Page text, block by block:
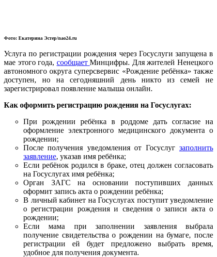
Фото: Екатерина Эстер/nao24.ru
Услуга по регистрации рождения через Госуслуги запущена в
мае этого года, сообщаетМинцифры. Для жителей Ненецкого
автономного округасуперсвервис «Рождение ребёнка» также
доступен, но на сегодняшний день никто из семей не
зарегистрировал появление малыша онлайн.
Как оформить регистрацию рождения на Госуслугах:
При рожденииребёнка в роддоме дать согласие на
оформление электронного медицинского документа о
рождении;
После получения уведомления от Госуслуг заполнить
заявление, указав имя ребёнка;
Еслиребёнок родился в браке, отец должен согласовать
на Госуслугах имя ребёнка;
Орган
ЗАГС на основании поступивших данных
оформит запись акта о рождении ребёнка;
В личный кабинет на Госуслугах поступит уведомление
о регистрации рождения и сведенияо записи акта о
рождении;
Еслимама при заполнении заявления выбрала
получение свидетельства о рождении набумаге, после
регистрации
ей будет предложено выбрать время,
удобное для получения документа.